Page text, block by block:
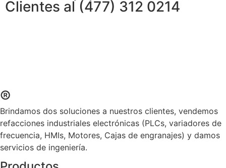
Clientes al (477) 312 0214
®
Brindamos dos soluciones a nuestros clientes, vendemos
refacciones industriales electrónicas (PLCs, variadores de
frecuencia, HMIs, Motores, Cajas de engranajes) y damos
servicios de ingeniería.